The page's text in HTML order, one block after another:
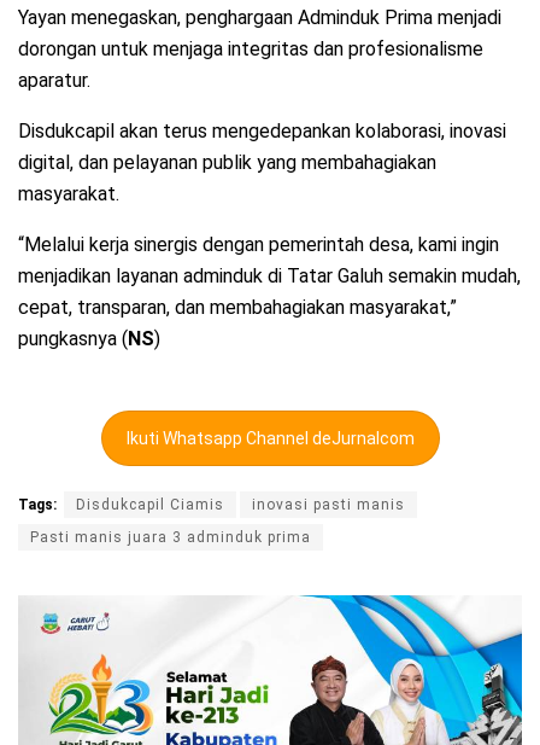
Yayan menegaskan, penghargaan Adminduk Prima menjadi
dorongan untuk menjaga integritas dan profesionalisme
aparatur.
Disdukcapil akan terus mengedepankan kolaborasi, inovasi
digital, dan pelayanan publik yang membahagiakan
masyarakat.
“Melalui kerja sinergis dengan pemerintah desa, kami ingin
menjadikan layanan adminduk di Tatar Galuh semakin mudah,
cepat, transparan, dan membahagiakan masyarakat,”
pungkasnya (NS)
Ikuti Whatsapp Channel deJurnalcom
Tags: Disdukcapil Ciamis
inovasi pasti manis
Pasti manis juara 3 adminduk prima